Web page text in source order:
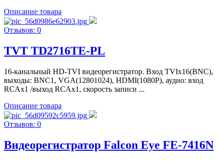
Описание товара
Отзывов: 0
TVT TD2716TE-PL
16-канальный HD-TVI видеорегистратор. Вход TVIx16(BNC),
выходы: BNC1, VGA(12801024), HDMI(1080P), аудио: вход
RCAx1 /выход RCAx1, скорость записи ...
Описание товара
Отзывов: 0
Видеорегистратор Falcon Eye FE-7416N